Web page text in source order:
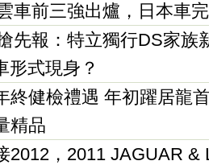
車前三強出爐，日本車
先報：特立獨行DS家族
形式現身？
終健檢禮遇 年初躍居龍
精品
2012，2011 JAGUAR &